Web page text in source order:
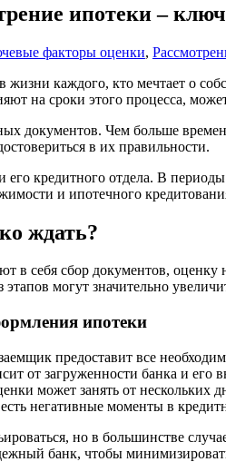
ипотеки –
факторы оценки,
каждого, кто мечтает о
на сроки этого процесса,
документов. Чем больше
в их правильности.
его кредитного отдела. В
и ипотечного
ждать?
себя сбор документов,
могут значительно
ипотеки
предоставит все
от загруженности банка и его
может занять от нескольких
негативные моменты в
но в большинстве
банк, чтобы